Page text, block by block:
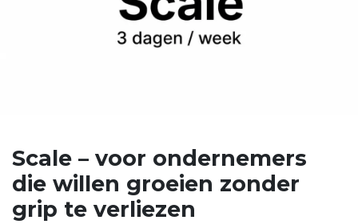
Scale – voor ondernemers
die willen groeien zonder
grip te verliezen